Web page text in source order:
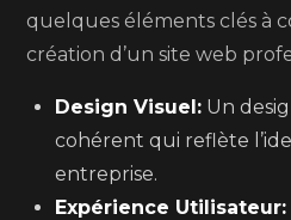
quelques éléments clés à
création d’un site web
Design Visuel: Un
cohérent qui reflète
entreprise.
Expérience Utilisateur: